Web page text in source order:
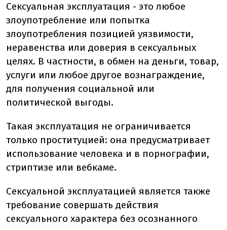
Сексуальная эксплуатация - это любое
злоупотребление или попытка
злоупотребления позицией уязвимости,
неравенства или доверия в сексуальных
целях. В частности, в обмен на деньги, товар,
услуги или любое другое вознаграждение,
для получения социальной или
политической выгоды.
Такая эксплуатация не ограничивается
только проституцией: она предусматривает
использование человека и в порнографии,
стриптизе или вебкаме.
Сексуальной эксплуатацией является также
требование совершать действия
сексуального характера без осознанного